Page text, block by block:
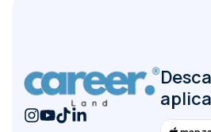
durante todo el proceso.
T. Müllergerente general